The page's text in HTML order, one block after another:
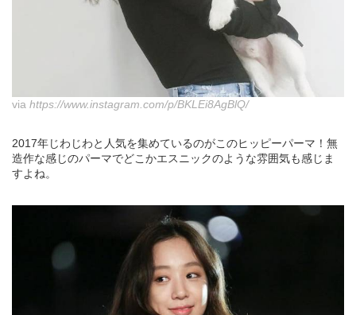
via https://www.instagram.com/p/BKLEi8AgBlQ/
2017年じわじわと人気を集めているのがこのヒッピーパーマ！無
造作な感じのパーマでどこかエスニックのような雰囲気も感じま
すよね。